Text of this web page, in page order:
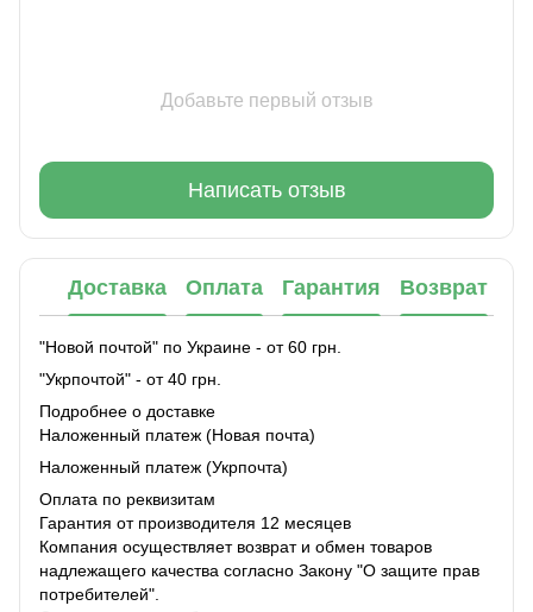
Добавьте первый отзыв
Написать отзыв
Доставка Оплата Гарантия Возврат
"Новой почтой" по Украине - от 60 грн.
"Укрпочтой" - от 40 грн.
Подробнее о доставке
Наложенный платеж (Новая почта)
Наложенный платеж (Укрпочта)
Оплата по реквизитам
Гарантия от производителя 12 месяцев
Компания осуществляет возврат и обмен товаров
надлежащего качества согласно Закону "О защите прав
потребителей".